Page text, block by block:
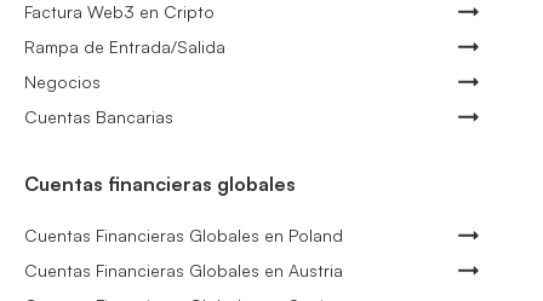
Factura Web3 en Cripto
Rampa de Entrada/Salida
Negocios
Cuentas Bancarias
Cuentas financieras globales
Cuentas Financieras Globales en Poland
Cuentas Financieras Globales en Austria